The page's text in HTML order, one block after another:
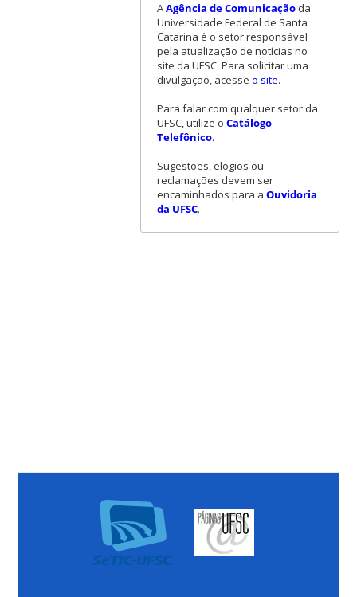
AAgência de Comunicaçãoda
Universidade Federal de Santa
Catarina é o setor responsável
pela atualização de notícias no
site da UFSC. Para solicitar uma
divulgação, acesse o site.
Para falar com qualquer setor da
UFSC, utilize o Catálogo
Telefônico.
Sugestões, elogios ou
reclamações devem ser
encaminhados para a Ouvidoria
da UFSC.